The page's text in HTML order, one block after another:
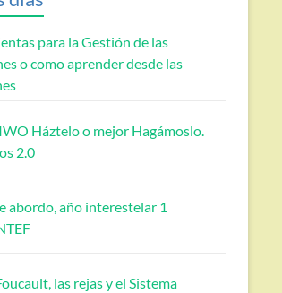
para la Gestión de las
o como aprender desde las
Háztelo o mejor Hagámoslo.
2.0
abordo, año interestelar 1
las rejas y el Sistema